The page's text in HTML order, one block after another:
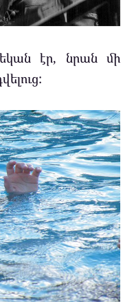
էր, նրան մի